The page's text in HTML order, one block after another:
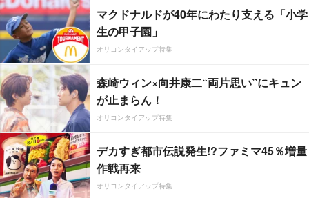
マクドナルドが40年にわたり支える「小学
生の甲子園」
オリコンタイアップ特集
森崎ウィン×向井康二“両片思い”にキュン
が止まらん！
オリコンタイアップ特集
デカすぎ都市伝説発生!?ファミマ45％増量
作戦再来
オリコンタイアップ特集